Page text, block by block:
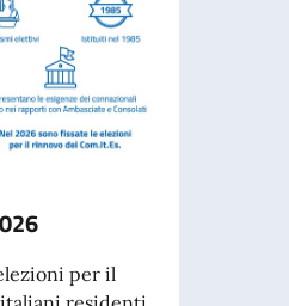
per il